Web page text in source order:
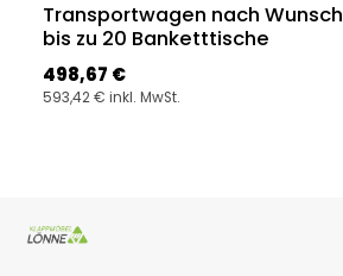
Transportwagen nach
bis zu 20 Banketttische
Regulärer Preis:
498,67 €
593,42 € inkl. MwSt.